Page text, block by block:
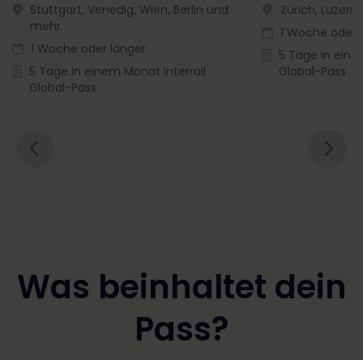
Stuttgart, Venedig, Wien, Berlin und
mehr
1 Woche oder länger
5 Tage in einem Monat Interrail
Global-Pass
Zürich,
1 Woche oder
5 Tage in
Global-Pass
Was beinhaltet dein
Pass?